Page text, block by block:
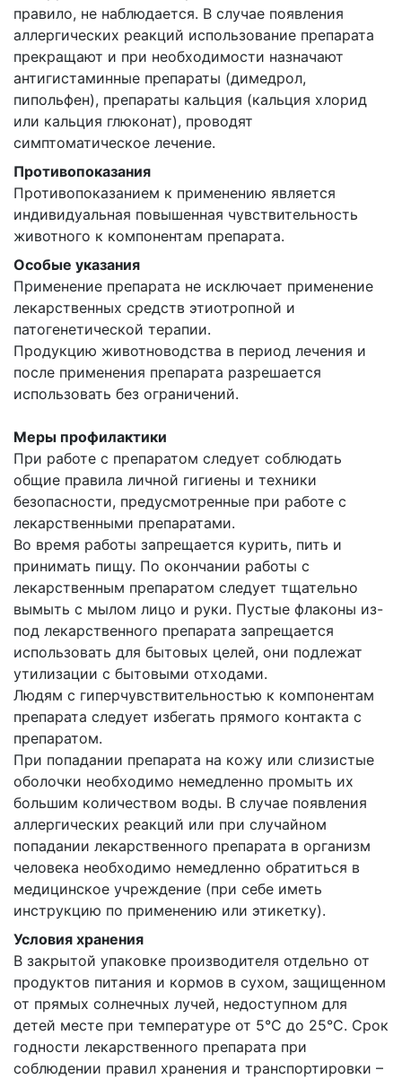
правило, не наблюдается. В случае появления
аллергических реакций использование препарата
прекращают и при необходимости назначают
антигистаминные препараты (димедрол,
пипольфен), препараты кальция (кальция хлорид
или кальция глюконат), проводят
симптоматическое лечение.
Противопоказания
Противопоказанием к применению является
индивидуальная повышенная чувствительность
животного к компонентам препарата.
Особые указания
Применение препарата не исключает применение
лекарственных средств этиотропной и
патогенетической терапии.
Продукцию животноводства в период лечения и
после применения препарата разрешается
использовать без ограничений.
Меры профилактики
При работе с препаратом следует соблюдать
общие правила личной гигиены и техники
безопасности, предусмотренные при работе с
лекарственными препаратами.
Во время работы запрещается курить, пить и
принимать пищу. По окончании работы с
лекарственным препаратом следует тщательно
вымыть с мылом лицо и руки. Пустые флаконы из-
под лекарственного препарата запрещается
использовать для бытовых целей, они подлежат
утилизации с бытовыми отходами.
Людям с гиперчувствительностью к компонентам
препарата следует избегать прямого контакта с
препаратом.
При попадании препарата на кожу или слизистые
оболочки необходимо немедленно промыть их
большим количеством воды. В случае появления
аллергических реакций или при случайном
попадании лекарственного препарата в организм
человека необходимо немедленно обратиться в
медицинское учреждение (при себе иметь
инструкцию по применению или этикетку).
Условия хранения
В закрытой упаковке производителя отдельно от
продуктов питания и кормов в сухом, защищенном
от прямых солнечных лучей, недоступном для
детей месте при температуре от 5°С до 25°С. Срок
годности лекарственного препарата при
соблюдении правил хранения и транспортировки –